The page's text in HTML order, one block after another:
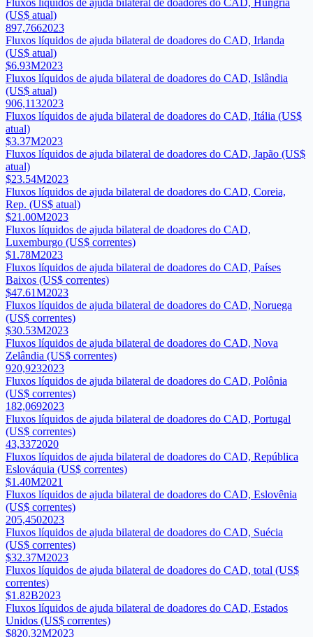
Fluxos líquidos de ajuda bilateral de doadores do CAD, Hungria
(US$ atual)
897,7662023
Fluxos líquidos de ajuda bilateral de doadores do CAD, Irlanda
(US$ atual)
$6.93M2023
Fluxos líquidos de ajuda bilateral de doadores do CAD, Islândia
(US$ atual)
906,1132023
Fluxos líquidos de ajuda bilateral de doadores do CAD, Itália (US$
atual)
$3.37M2023
Fluxos líquidos de ajuda bilateral de doadores do CAD, Japão (US$
atual)
$23.54M2023
Fluxos líquidos de ajuda bilateral de doadores do CAD, Coreia,
Rep. (US$ atual)
$21.00M2023
Fluxos líquidos de ajuda bilateral de doadores do CAD,
Luxemburgo (US$ correntes)
$1.78M2023
Fluxos líquidos de ajuda bilateral de doadores do CAD, Países
Baixos (US$ correntes)
$47.61M2023
Fluxos líquidos de ajuda bilateral de doadores do CAD, Noruega
(US$ correntes)
$30.53M2023
Fluxos líquidos de ajuda bilateral de doadores do CAD, Nova
Zelândia (US$ correntes)
920,9232023
Fluxos líquidos de ajuda bilateral de doadores do CAD, Polônia
(US$ correntes)
182,0692023
Fluxos líquidos de ajuda bilateral de doadores do CAD, Portugal
(US$ correntes)
43,3372020
Fluxos líquidos de ajuda bilateral de doadores do CAD, República
Eslováquia (US$ correntes)
$1.40M2021
Fluxos líquidos de ajuda bilateral de doadores do CAD, Eslovênia
(US$ correntes)
205,4502023
Fluxos líquidos de ajuda bilateral de doadores do CAD, Suécia
(US$ correntes)
$32.37M2023
Fluxos líquidos de ajuda bilateral de doadores do CAD, total (US$
correntes)
$1.82B2023
Fluxos líquidos de ajuda bilateral de doadores do CAD, Estados
Unidos (US$ correntes)
$820.32M2023